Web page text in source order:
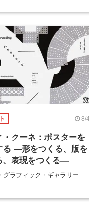
8/4
・クーネ：ポスターを
る ―形をつくる、版を
、表現をつくる―
グラフィック・ギャラリー